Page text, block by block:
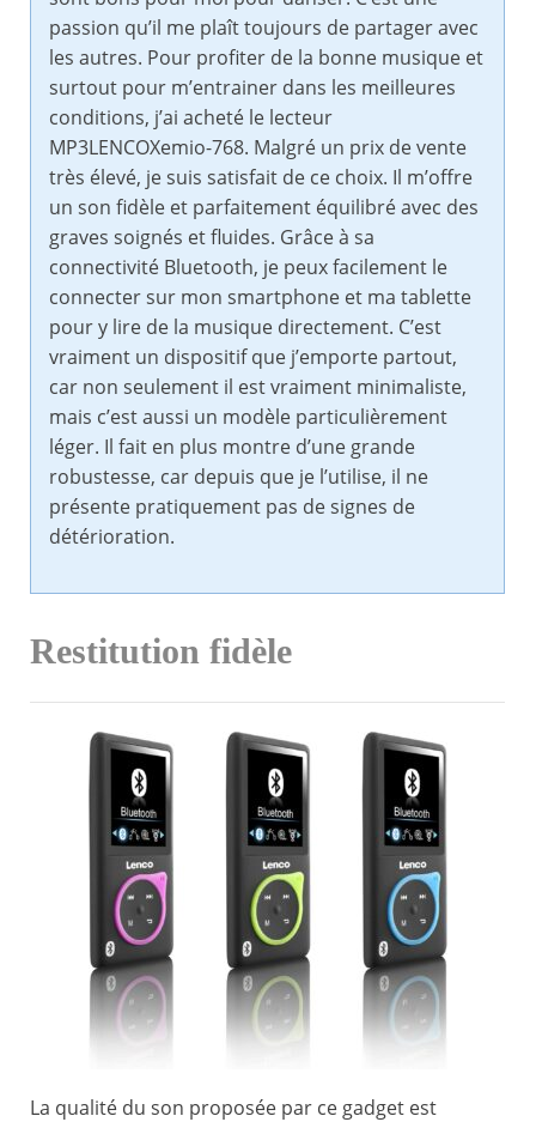
passion qu’il me plaît toujours de partager avec
les autres. Pour profiter de la bonne musique et
surtout pour m’entrainer dans les meilleures
conditions, j’ai acheté le lecteur
MP3LENCOXemio-768. Malgré un prix de vente
très élevé, je suis satisfait de ce choix. Il m’offre
un son fidèle et parfaitement équilibré avec des
graves soignés et fluides. Grâce à sa
connectivité Bluetooth, je peux facilement le
connecter sur mon smartphone et ma tablette
pour y lire de la musique directement. C’est
vraiment un dispositif que j’emporte partout,
car non seulement il est vraiment minimaliste,
mais c’est aussi un modèle particulièrement
léger. Il fait en plus montre d’une grande
robustesse, car depuis que je l’utilise, il ne
présente pratiquement pas de signes de
détérioration.
Restitution fidèle
La qualité du son proposée par ce gadget est